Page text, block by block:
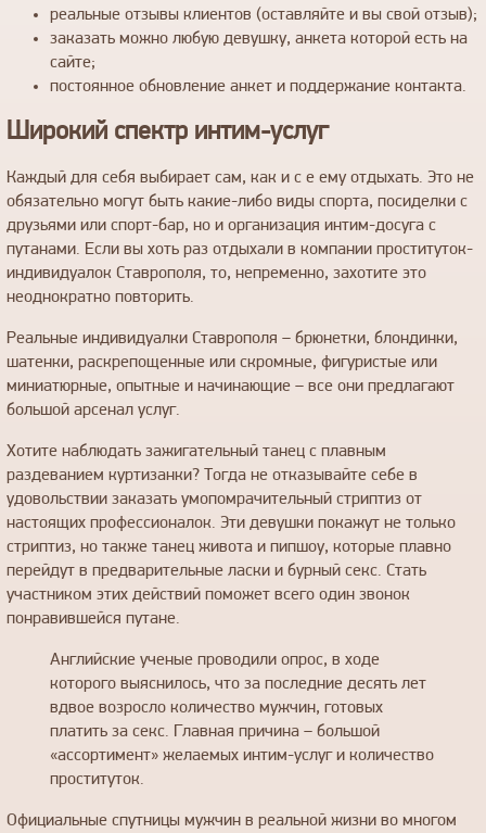
реальные отзывы клиентов (оставляйте и вы свой отзыв);
заказать можно любую девушку, анкета которой есть на
сайте;
постоянное обновление анкет и поддержание контакта.
Широкий спектр интим-услуг
Каждый для себя выбирает сам, как и с е ему отдыхать. Это не
обязательно могут быть какие-либо виды спорта, посиделки с
друзьями или спорт-бар, но и организация интим-досуга с
путанами. Если вы хоть раз отдыхали в компании проституток-
индивидуалок Ставрополя, то, непременно, захотите это
неоднократно повторить.
Реальные индивидуалки Ставрополя – брюнетки, блондинки,
шатенки, раскрепощенные или скромные, фигуристые или
миниатюрные, опытные и начинающие – все они предлагают
большой арсенал услуг.
Хотите наблюдать зажигательный танец с плавным
раздеванием куртизанки? Тогда не отказывайте себе в
удовольствии заказать умопомрачительный стриптиз от
настоящих профессионалок. Эти девушки покажут не только
стриптиз, но также танец живота и пипшоу, которые плавно
перейдут в предварительные ласки и бурный секс. Стать
участником этих действий поможет всего один звонок
понравившейся путане.
Английские ученые проводили опрос, в ходе
которого выяснилось, что за последние десять лет
вдвое возросло количество мужчин, готовых
платить за секс. Главная причина – большой
«ассортимент» желаемых интим-услуг и количество
проституток.
Официальные спутницы мужчин в реальной жизни во многом